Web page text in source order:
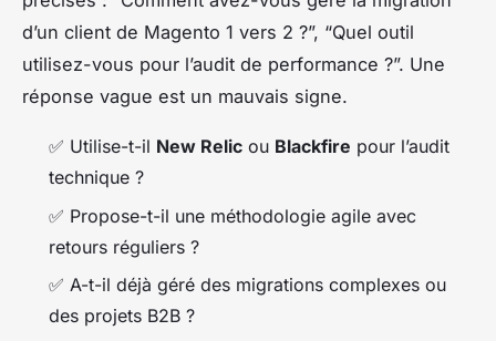
d’un client de Magento 1 vers 2 ?”, “Quel outil
utilisez-vous pour l’audit de performance ?”. Une
réponse vague est un mauvais signe.
✅ Utilise-t-il New Relic ou Blackfire pour l’audit
technique ?
✅ Propose-t-il une méthodologie agile avec
retours réguliers ?
✅ A-t-il déjà géré des migrations complexes ou
des projets B2B ?